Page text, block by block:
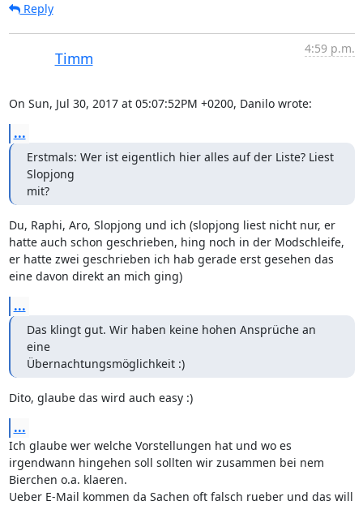
Reply
Timm
4:59 p.m.
On Sun, Jul 30, 2017 at 05:07:52PM +0200, Danilo wrote:
...
Erstmals: Wer ist eigentlich hier alles auf der Liste? Liest
Slopjong
mit?
Du, Raphi, Aro, Slopjong und ich (slopjong liest nicht nur, er
hatte auch schon geschrieben, hing noch in der Modschleife,
er hatte zwei geschrieben ich hab gerade erst gesehen das
eine davon direkt an mich ging)
...
Das klingt gut. Wir haben keine hohen Ansprüche an
eine
Übernachtungsmöglichkeit :)
Dito, glaube das wird auch easy :)
...
Ich glaube wer welche Vorstellungen hat und wo es
irgendwann hingehen soll sollten wir zusammen bei nem
Bierchen o.a. klaeren.
Ueber E-Mail kommen da Sachen oft falsch rueber und das will